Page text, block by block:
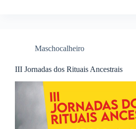
Maschocalheiro
III Jornadas dos Rituais Ancestrais